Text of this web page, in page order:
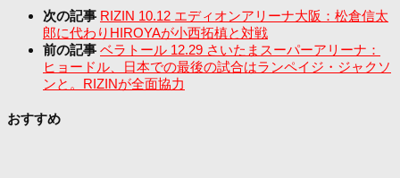
次の記事 RIZIN 10.12 エディオンアリーナ大阪：松倉信太
郎に代わりHIROYAが小西拓槙と対戦
前の記事 ベラトール 12.29 さいたまスーパーアリーナ：
ヒョードル、日本での最後の試合はランペイジ・ジャクソ
ンと。RIZINが全面協力
おすすめ